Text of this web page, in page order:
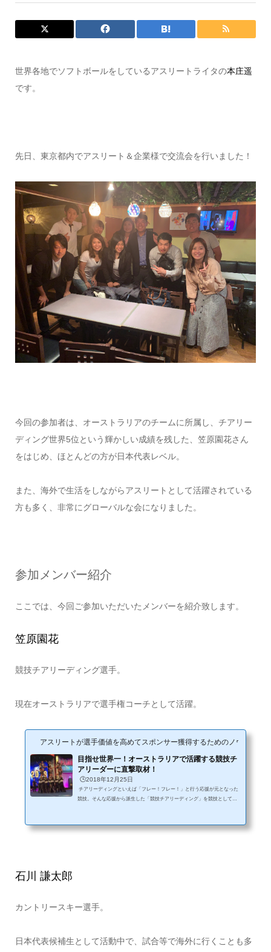
世界各地でソフトボールをしているアスリートライタの本庄遥
です。
先日、東京都内でアスリート＆企業様で交流会を行いました！
今回の参加者は、オーストラリアのチームに所属し、チアリー
ディング世界5位という輝かしい成績を残した、笠原園花さん
をはじめ、ほとんどの方が日本代表レベル。
また、海外で生活をしながらアスリートとして活躍されている
方も多く、非常にグローバルな会になりました。
参加メンバー紹介
ここでは、今回ご参加いただいたメンバーを紹介致します。
笠原園花
競技チアリーディング選手。
現在オーストラリアで選手権コーチとして活躍。
アスリートが選手価値を高めてスポンサー獲得するためのノウハウサ
目指せ世界一！オーストラリアで活躍する競技チ
アリーダーに直撃取材！
🕒️2018年12月25日
チアリーディングといえば「フレー！フレー！」と行う応援が元となった
競技。そんな応援から派生した「競技チアリーディング」を競技として行
石川 謙太郎
カントリースキー選手。
日本代表候補生として活動中で、試合等で海外に行くことも多